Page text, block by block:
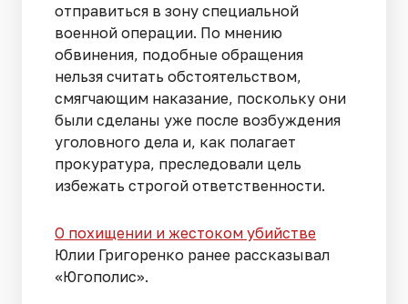
отправиться в зону специальной
военной операции. По мнению
обвинения, подобные обращения
нельзя считать обстоятельством,
смягчающим наказание, поскольку они
были сделаны уже после возбуждения
уголовного дела и, как полагает
прокуратура, преследовали цель
избежать строгой ответственности.
О похищении и жестоком убийстве
Юлии Григоренко ранее рассказывал
«Югополис».